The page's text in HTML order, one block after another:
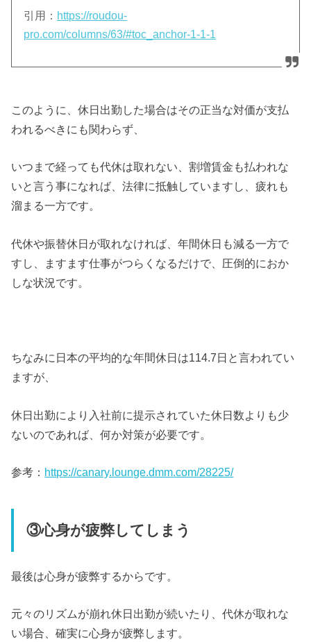
引用： https://roudou-
pro.com/columns/63/#toc_anchor-1-1-1
このように、休日出勤した場合はその正当な対価が支払
われるべきにも関わらず、
いつまで経っても代休は取れない、割増賃金も払われな
いと言う事になれば、法律に抵触していますし、疲れも
溜まる一方です。
代休や振替休日が取れなければ、年間休日も減る一方で
すし、ますます仕事がつらくなるだけで、圧倒的におか
しな状況です。
ちなみに日本の平均的な年間休日は114.7日と言われてい
ますが、
休日出勤により入社前に提示されていた休日数よりも少
ないのであれば、何か対策が必要です。
参考： https://canary.lounge.dmm.com/28225/
③心身が疲弊してしまう
最後は心身が疲弊するからです。
元々のリズムが崩れ休日出勤が続いたり、代休が取れな
い場合、確実に心身が疲弊します。